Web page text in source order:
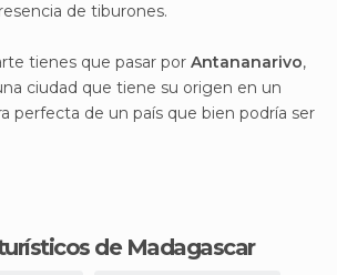
de tiburones.
tienes que pasar por Antananarivo,
ciudad que tiene su origen en un
perfecta de un país que bien podría ser
de Madagascar